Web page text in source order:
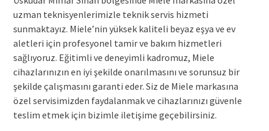
uzman teknisyenlerimizle teknik servis hizmeti
sunmaktayız. Miele’nin yüksek kaliteli beyaz eşya ve ev
aletleri için profesyonel tamir ve bakım hizmetleri
sağlıyoruz. Eğitimli ve deneyimli kadromuz, Miele
cihazlarınızın en iyi şekilde onarılmasını ve sorunsuz bir
şekilde çalışmasını garanti eder. Siz de Miele markasına
özel servisimizden faydalanmak ve cihazlarınızı güvenle
teslim etmek için bizimle iletişime geçebilirsiniz.